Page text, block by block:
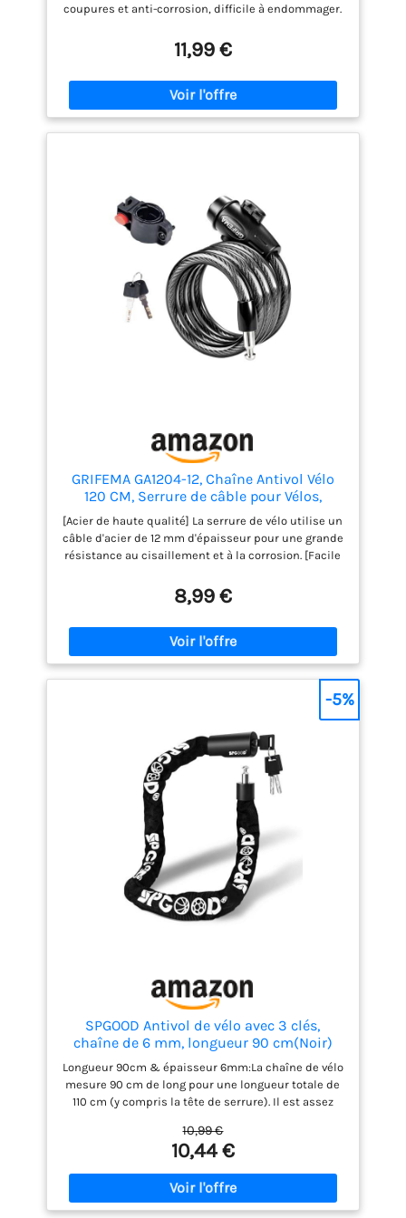
la sécurité mobile, ABUS
définit les normes...
coupures et anti-corrosion, difficile à endommager.
moto est en tissu de nylon de haute qualité, qui
peut résister à la corrosion, à l'usure et est plus
durable. [Large application] La chaîne antivol de
vélo mesure 120 cm de long et peut être utilisée
dans un plus large éventail de scénarios.Il peut
verrouiller plusieurs vélos, ce qui convient très bien
combinaison, le cadenas à chaîne est équipé de 2
clés mécaniques pour éviter toute perte.
[Conception intime] Le cylindre de serrure de
scooter est conçu avec un couvercle étanche à l'eau
et à la poussière, la clé est également unique et la
fonction antivol est plus puissante.
11,99 €
GRIFEMA GA1204-12, Chaîne Antivol Vélo
120 CM, Serrure de câble pour Vélos,
Motos, trotinette electrique, Noir
[Acier de haute qualité] La serrure de vélo utilise un
câble d'acier de 12 mm d'épaisseur pour une grande
résistance au cisaillement et à la corrosion. [Facile
accessoire pour le fixer à la carrosserie d'un vélo ou
d'une moto. [Large application] La chaîne antivol de
vélo mesure 120 cm de long et peut être utilisée
dans un plus large éventail de scénarios.Il peut
verrouiller plusieurs vélos, ce qui convient très bien
aux vélos stationnaires, aux vélos électriques, etc.
[Cadenas à clé] Pas besoin de s'inquiéter d'oublier
le cadenas à combinaison, le cadenas à chaîne est
perte. [Conception intime] Le cylindre de serrure de
scooter est conçu avec un couvercle étanche à l'eau
et à la poussière, la clé est également unique et la
fonction antivol est plus puissante.
8,99 €
SPGOOD Antivol de vélo avec 3 clés,
chaîne de 6 mm, longueur 90 cm(Noir)
Longueur 90cm & épaisseur 6mm:La chaîne de vélo
mesure 90 cm de long pour une longueur totale de
110 cm (y compris la tête de serrure). Il est assez
faite d'acier spécial trempé avec une épaisseur de 6
mm, ce qui permet d'éviter le cisaillement et le vol.
Couvre tissu en nylon de haute qualité:La gaine en
tissu de la chaîne de vélo est faite de matériau en
nylon durci, ce qui peut non seulement protéger
10,99 €
10,44 €
-5%